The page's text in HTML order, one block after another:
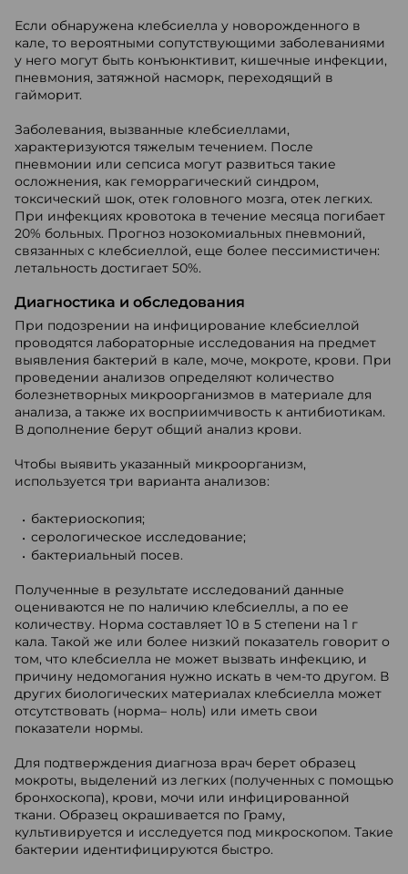
Если обнаружена клебсиелла у новорожденного в
кале, то вероятными сопутствующими заболеваниями
у него могут быть конъюнктивит, кишечные инфекции,
пневмония, затяжной насморк, переходящий в
гайморит.
Заболевания, вызванные клебсиеллами,
характеризуются тяжелым течением. После
пневмонии или сепсиса могут развиться такие
осложнения, как геморрагический синдром,
токсический шок, отек головного мозга, отек легких.
При инфекциях кровотока в течение месяца погибает
20% больных. Прогноз нозокомиальных пневмоний,
связанных с клебсиеллой, еще более пессимистичен:
летальность достигает 50%.
Диагностика и обследования
При подозрении на инфицирование клебсиеллой
проводятся лабораторные исследования на предмет
выявления бактерий в кале, моче, мокроте, крови. При
проведении анализов определяют количество
болезнетворных микроорганизмов в материале для
анализа, а также их восприимчивость к антибиотикам.
В дополнение берут общий анализ крови.
Чтобы выявить указанный микроорганизм,
используется три варианта анализов:
бактериоскопия;
серологическое исследование;
бактериальный посев.
Полученные в результате исследований данные
оцениваются не по наличию клебсиеллы, а по ее
количеству. Норма составляет 10 в 5 степени на 1 г
кала. Такой же или более низкий показатель говорит о
том, что клебсиелла не может вызвать инфекцию, и
причину недомогания нужно искать в чем-то другом. В
других биологических материалах клебсиелла может
отсутствовать (норма– ноль) или иметь свои
показатели нормы.
Для подтверждения диагноза врач берет образец
мокроты, выделений из легких (полученных с помощью
бронхоскопа), крови, мочи или инфицированной
ткани. Образец окрашивается по Граму,
культивируется и исследуется под микроскопом. Такие
бактерии идентифицируются быстро.